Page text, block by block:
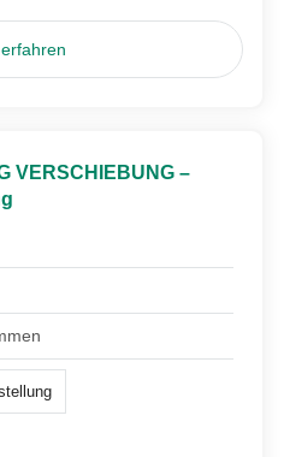
VERSCHIEBUNG –